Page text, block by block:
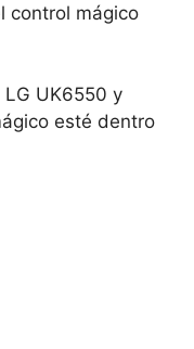
control mágico
UK6550 y
esté dentro